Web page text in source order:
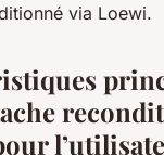
via Loewi.